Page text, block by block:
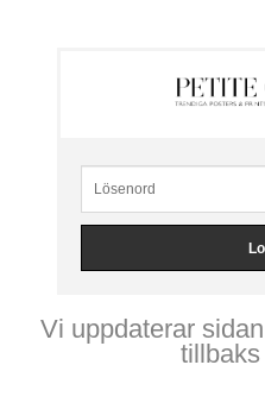
Vi uppdaterar